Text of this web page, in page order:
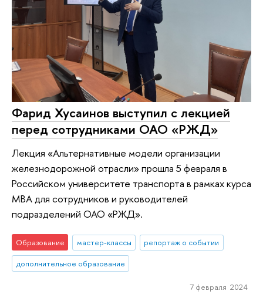
Фарид Хусаинов выступил с лекцией
перед сотрудниками ОАО «РЖД»
Лекция «Альтернативные модели организации
железнодорожной отрасли» прошла 5 февраля в
Российском университете транспорта в рамках курса
MBA для сотрудников и руководителей
подразделений ОАО «РЖД».
Образование мастер-классы
репортаж о событии
дополнительное образование
7 февраля 2024